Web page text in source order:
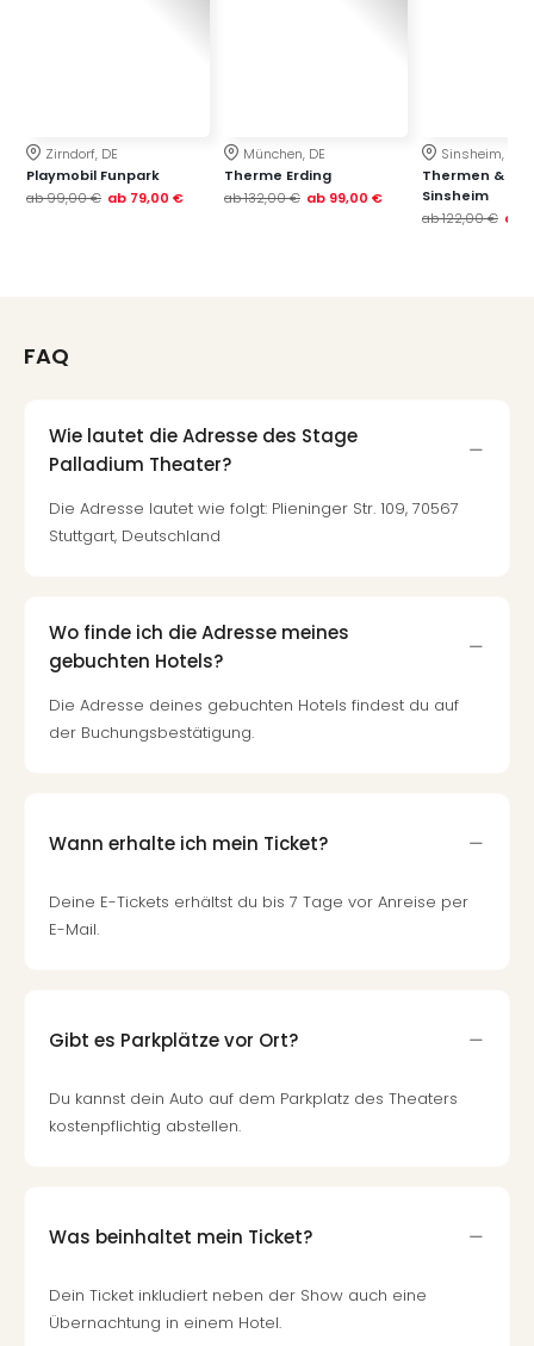
Zirndorf, DE
Playmobil Funpark
ab99,00 € ab 79,00 €
München, DE
Therme Erding
ab132,00 € ab 99,00 €
Sinsheim, DE
Thermen &
Sinsheim
ab122,00 € ab
FAQ
Wie lautet die Adresse des Stage
Palladium Theater?
Die Adresse lautet wie folgt: Plieninger Str. 109, 70567
Stuttgart, Deutschland
Wo finde ich die Adresse meines
gebuchten Hotels?
Die Adresse deines gebuchten Hotels findest du auf
der Buchungsbestätigung.
Wann erhalte ich mein Ticket?
Deine E-Tickets erhältst du bis 7 Tage vor Anreise per
E-Mail.
Gibt es Parkplätze vor Ort?
Du kannst dein Auto auf dem Parkplatz des Theaters
kostenpflichtig abstellen.
Was beinhaltet mein Ticket?
Dein Ticket inkludiert neben der Show auch eine
Übernachtung in einem Hotel.